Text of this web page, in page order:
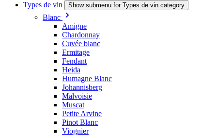
Types de vin
Show submenu for Types de vin category
Blanc
Amigne
Chardonnay
Cuvée blanc
Ermitage
Fendant
Heida
Humagne Blanc
Johannisberg
Malvoisie
Muscat
Petite Arvine
Pinot Blanc
Viognier